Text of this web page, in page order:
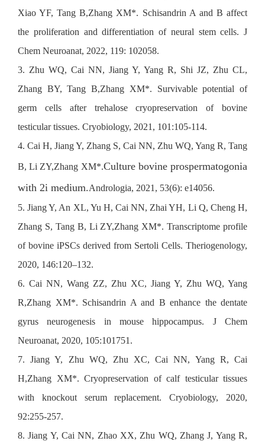
Xiao YF, Tang B,Zhang XM*. Schisandrin A and B affect
the proliferation and differentiation of neural stem cells. J
Chem Neuroanat, 2022, 119: 102058.
3. Zhu WQ, Cai NN, Jiang Y, Yang R, Shi JZ, Zhu CL,
Zhang BY, Tang B,Zhang XM*. Survivable potential of
germ cells after trehalose cryopreservation of bovine
testicular tissues. Cryobiology, 2021, 101:105-114.
4. Cai H, Jiang Y, Zhang S, Cai NN, Zhu WQ, Yang R, Tang
B, Li ZY,Zhang XM*.Culture bovine prospermatogonia
with 2i medium.Andrologia, 2021, 53(6): e14056.
5. Jiang Y, An XL, Yu H, Cai NN, Zhai YH, Li Q, Cheng H,
Zhang S, Tang B, Li ZY,Zhang XM*. Transcriptome profile
of bovine iPSCs derived from Sertoli Cells. Theriogenology,
2020, 146:120–132.
6. Cai NN, Wang ZZ, Zhu XC, Jiang Y, Zhu WQ, Yang
R,Zhang XM*. Schisandrin A and B enhance the dentate
gyrus neurogenesis in mouse hippocampus. J Chem
Neuroanat, 2020, 105:101751.
7. Jiang Y, Zhu WQ, Zhu XC, Cai NN, Yang R, Cai
H,Zhang XM*. Cryopreservation of calf testicular tissues
with knockout serum replacement. Cryobiology, 2020,
92:255-257.
8. Jiang Y, Cai NN, Zhao XX, Zhu WQ, Zhang J, Yang R,